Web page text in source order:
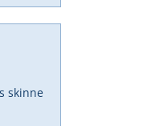
skinne